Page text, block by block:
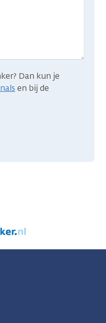
Dan kun je
en bij de